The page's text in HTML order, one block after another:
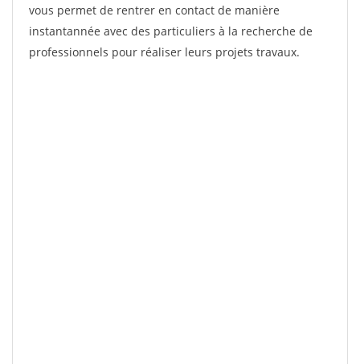
vous permet de rentrer en contact de manière
instantannée avec des particuliers à la recherche de
professionnels pour réaliser leurs projets travaux.